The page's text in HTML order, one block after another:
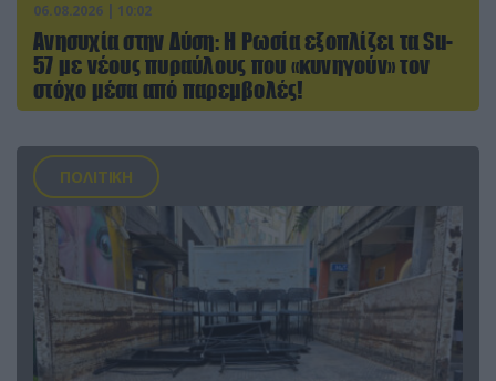
06.08.2026 | 10:02
Ανησυχία στην Δύση: H Ρωσία εξοπλίζει τα Su-
57 με νέους πυραύλους που «κυνηγούν» τον
στόχο μέσα από παρεμβολές!
ΠΟΛΙΤΙΚΗ